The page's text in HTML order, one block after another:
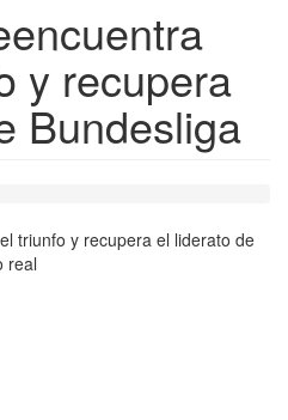
y recupera
Bundesliga